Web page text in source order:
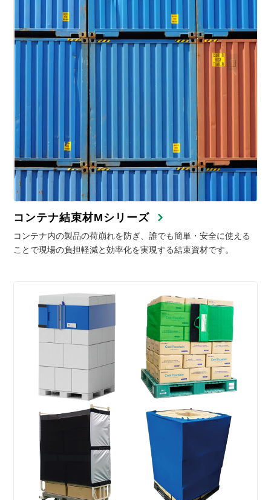
コンテナ結束材Mシリーズ
コンテナ内の製品の荷崩れを防ぎ、誰でも簡単・安全に使える
ことで現場の負担軽減と効率化を実現する結束資材です。